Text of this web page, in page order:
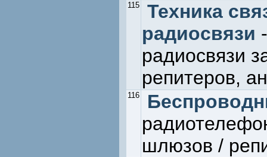
115
Техника
радиосвязи
радиосвязи
репитеров,
116
шлюзов /